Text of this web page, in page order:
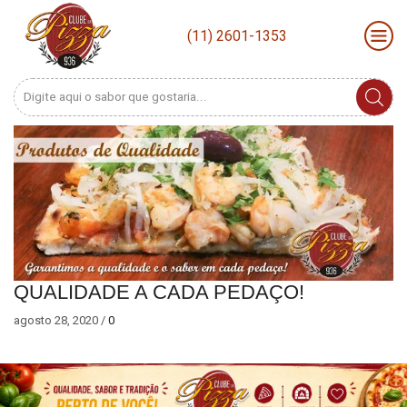
(11) 2601-1353
Search
QUALIDADE A CADA PEDAÇO!
agosto 28, 2020 / 0